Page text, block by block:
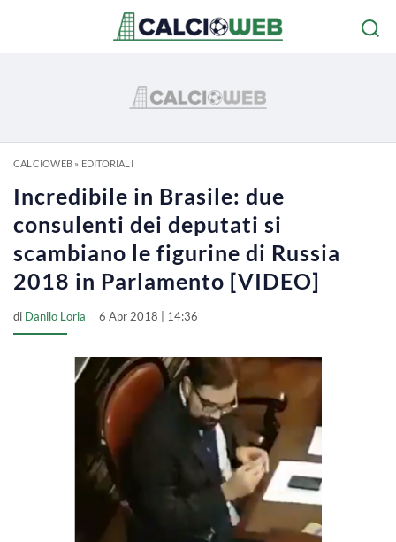
CALCIOWEB» EDITORIALI
Incredibile in Brasile: due
consulenti dei deputati si
scambiano le figurine di Russia
2018 in Parlamento [VIDEO]
di Danilo Loria 6 Apr 2018 | 14:36